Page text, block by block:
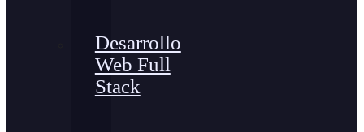
Desarrollo
Web Full
Stack